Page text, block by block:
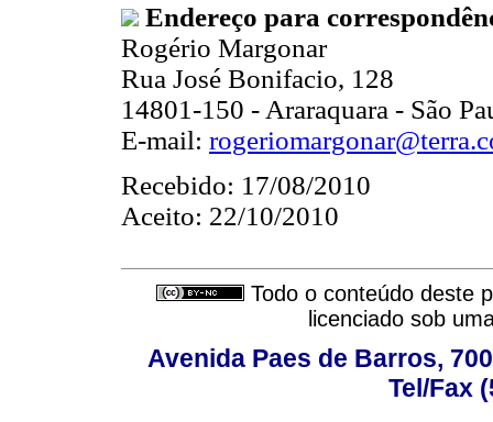
Endereço para
Rogério Margonar
Rua José Bonifacio, 128
14801-150 - Araraquara - São
E-mail:
Recebido: 17/08/2010
Aceito: 22/10/2010
Todo o conteúdo deste
licenciado sob
Avenida Paes de Barros,
Tel/Fax